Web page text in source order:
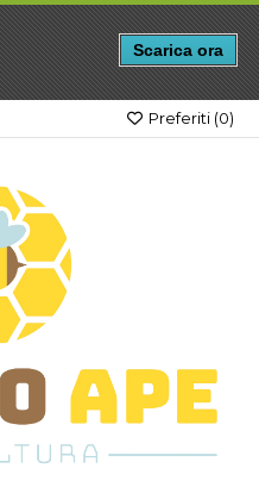
Scarica ora
Preferiti (0)